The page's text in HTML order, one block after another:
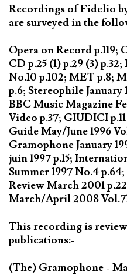
Recordings of Fidelio
are surveyed in the
Opera on Record
CD p.25 (1) p.29 (3)
No.10 p.102; MET p.8;
p.6; Stereophile January
BBC Music Magazine
Video p.37; GIUDICI
Guide May/June 1996
Gramophone January
juin 1997 p.15;
Summer 1997 No.4
Review March 2001
March/April 2008
This recording is
publications:-
(The) Gramophone -